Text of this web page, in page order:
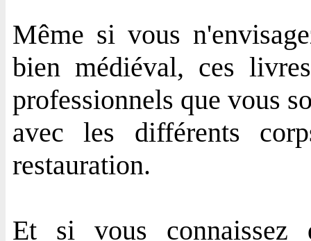
Même si vous
bien médiéval, ces
professionnels que vous
avec les différents
restauration.
Et si vous connaissez